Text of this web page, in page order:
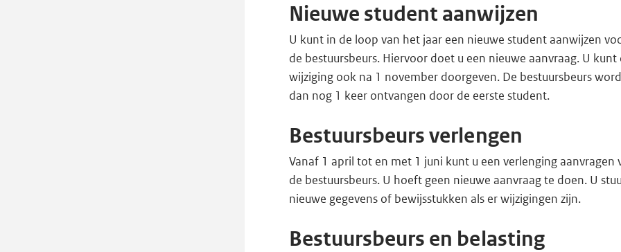
Nieuwe student aanwijzen
U kunt in de loop van het jaar een nieuwe student aanwijzen
de bestuursbeurs. Hiervoor doet u een nieuwe aanvraag. U kunt
wijziging ook na 1 november doorgeven. De bestuursbeurs
dan nog 1 keer ontvangen door de eerste student.
Bestuursbeurs verlengen
Vanaf 1 april tot en met 1 juni kunt u een verlenging aanvragen
de bestuursbeurs. U hoeft geen nieuwe aanvraag te doen. U
nieuwe gegevens of bewijsstukken als er wijzigingen zijn.
Bestuursbeurs en belasting